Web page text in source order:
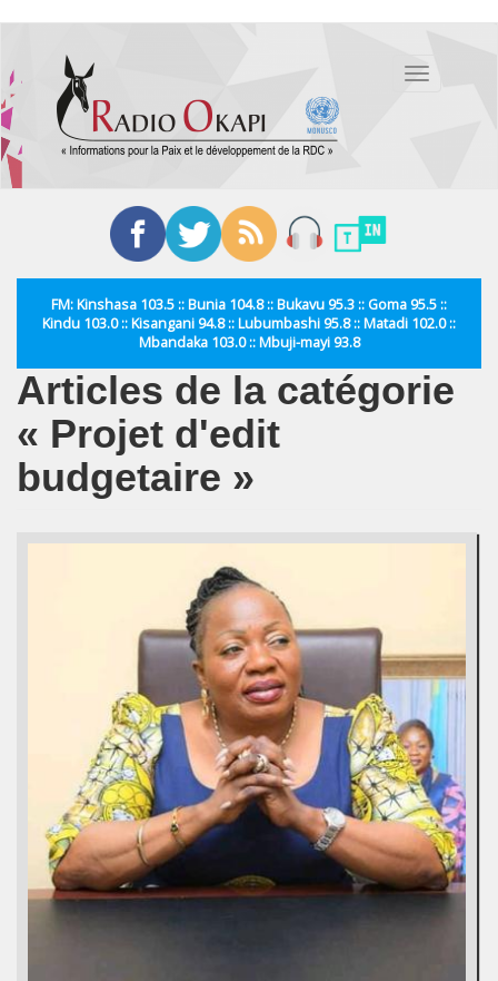
contenu
principal
Toggle
FM: Kinshasa 103.5 :: Bunia 104.8 :: Bukavu 95.3 :: Goma 95.5 ::
Kindu 103.0 :: Kisangani 94.8 :: Lubumbashi 95.8 :: Matadi 102.0 ::
Mbandaka 103.0 :: Mbuji-mayi 93.8
Articles de la catégorie
« Projet d'edit
budgetaire »